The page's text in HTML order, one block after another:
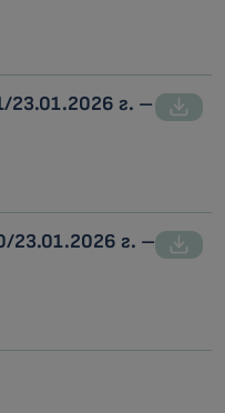
г. –
23.01.2026 г. –